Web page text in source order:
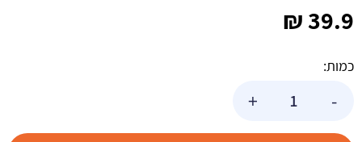
39.9
₪
כמות:
-
+